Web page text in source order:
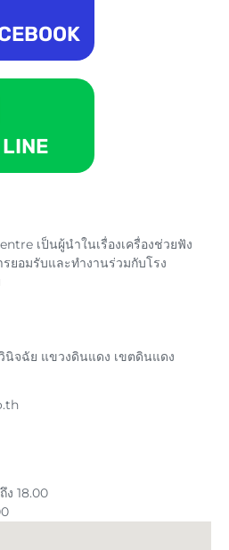
เป็นผู้นำในเรื่องเครื่องช่วยฟัง
รยอมรับและทำงานร่วมกับโรง
นิจฉัย แขวงดินแดง เขตดินแดง
ง 18.00